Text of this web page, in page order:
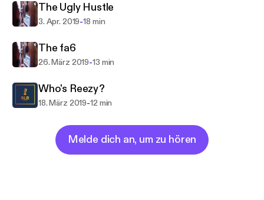
The Ugly Hustle
3. Apr. 2019-18 min
The fa6
26. März 2019-13 min
Who's Reezy?
18. März 2019-12 min
Melde dich an, um zu hören